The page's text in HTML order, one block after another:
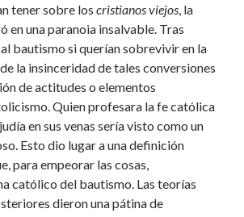
tener sobre los cristianos viejos , la
en una paranoia insalvable. Tras
bautismo si querían sobrevivir en la
la insinceridad de tales conversiones
de actitudes o elementos
Quien profesara la fe católica
en sus venas sería visto como un
Esto dio lugar a una definición
para empeorar las cosas,
católico del bautismo. Las teorías
dieron una pátina de